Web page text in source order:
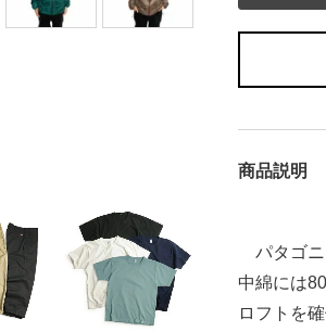
商品説明
パタゴニ
中綿には
ロフトを